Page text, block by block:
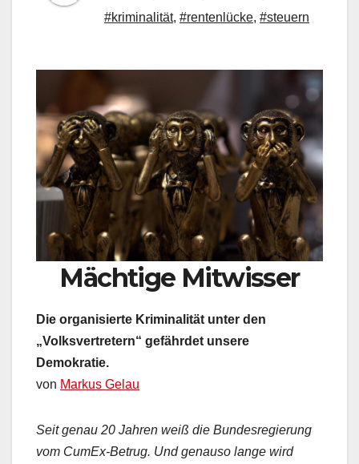
#kriminalität, #rentenlücke, #steuern
Mächtige Mitwisser
Die organisierte Kriminalität unter den
„Volksvertretern“ gefährdet unsere
Demokratie.
von Markus Gelau
Seit genau 20 Jahren weiß die Bundesregierung
vom CumEx-Betrug. Und genauso lange wird